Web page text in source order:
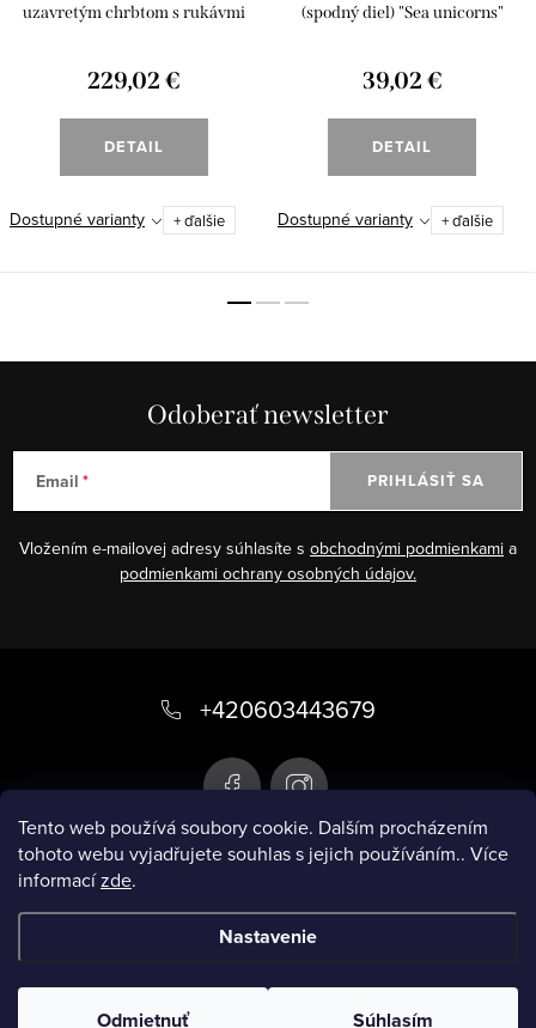
Tento web používá soubory cookie. Dalším procházením
tohoto webu vyjadřujete souhlas s jejich používáním.. Více
informacízde.
Nastavenie
Odmietnuť Súhlasím
uzavretým chrbtom s rukávmi
229,02 €
DETAIL
Dostupné varianty + ďalšie
(spodný diel) "Sea unicorns"
39,02 €
DETAIL
Dostupné varianty + ďalšie
Odoberať newsletter
Email
Vložením e-mailovej adresy súhlasíte s obchodnými podmienkami a
podmienkami ochrany osobných údajov.
PRIHLÁSIŤ SA
ä
Infobox
+420603443679
vyhradené.